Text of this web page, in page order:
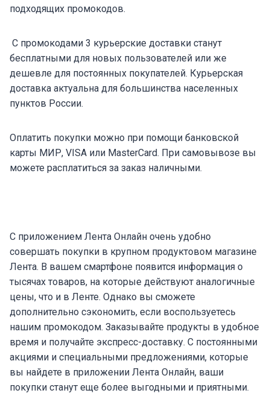
подходящих промокодов.
С промокодами 3 курьерские доставки станут
бесплатными для новых пользователей или же
дешевле для постоянных покупателей. Курьерская
доставка актуальна для большинства населенных
пунктов России.
Оплатить покупки можно при помощи банковской
карты МИР, VISA или MasterCard. При самовывозе вы
можете расплатиться за заказ наличными.
С приложением Лента Онлайн очень удобно
совершать покупки в крупном продуктовом магазине
Лента. В вашем смартфоне появится информация о
тысячах товаров, на которые действуют аналогичные
цены, что и в Ленте. Однако вы сможете
дополнительно сэкономить, если воспользуетесь
нашим промокодом. Заказывайте продукты в удобное
время и получайте экспресс-доставку. С постоянными
акциями и специальными предложениями, которые
вы найдете в приложении Лента Онлайн, ваши
покупки станут еще более выгодными и приятными.